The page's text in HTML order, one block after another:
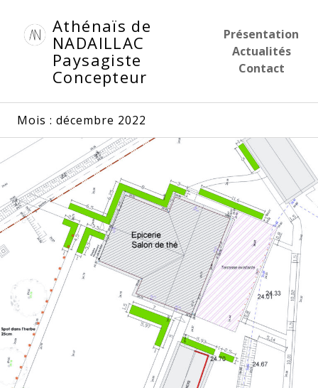
contenu
Athénaïs de
NADAILLAC
Paysagiste
Concepteur
Présentation
Actualités
Contact
Mois : décembre 2022